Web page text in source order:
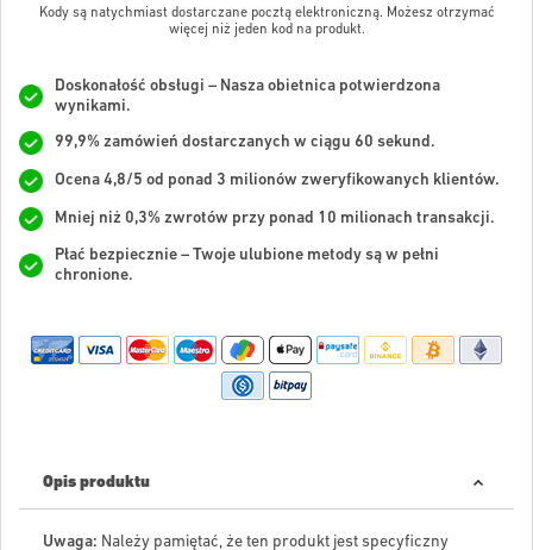
Kody są natychmiast dostarczane pocztą elektroniczną. Możesz otrzymać
więcej niż jeden kod na produkt.
Doskonałość obsługi – Nasza obietnica potwierdzona
wynikami.
99,9% zamówień dostarczanych w ciągu 60 sekund.
Ocena 4,8/5 od ponad 3 milionów zweryfikowanych klientów.
Mniej niż 0,3% zwrotów przy ponad 10 milionach transakcji.
Płać bezpiecznie – Twoje ulubione metody są w pełni
chronione.
Opis produktu
Uwaga: Należy pamiętać, że ten produkt jest specyficzny